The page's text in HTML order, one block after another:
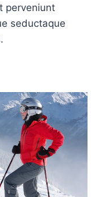
perveniunt
seductaque